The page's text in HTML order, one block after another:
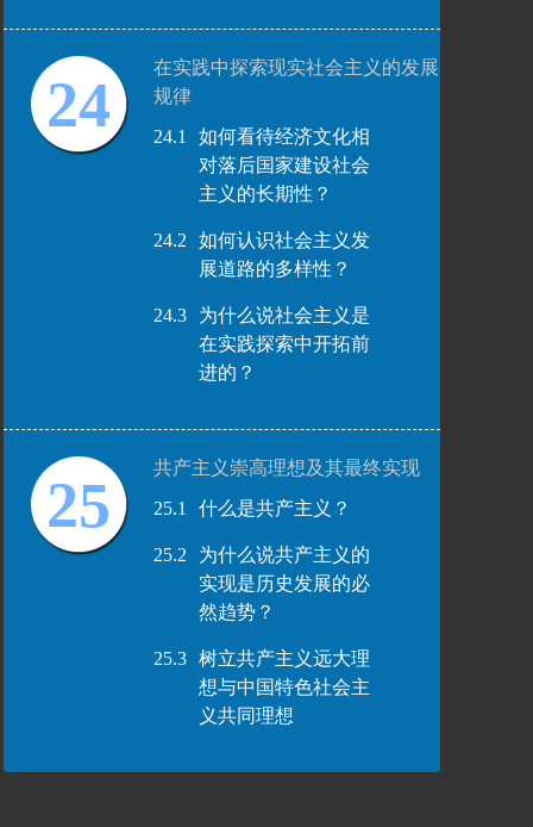
24
在实践中探索现实社会主义的发展
规律
24.1
如何看待经济文化相
对落后国家建设社会
主义的长期性？
24.2
如何认识社会主义发
展道路的多样性？
24.3
为什么说社会主义是
在实践探索中开拓前
进的？
25
共产主义崇高理想及其最终实现
25.1
什么是共产主义？
25.2
为什么说共产主义的
实现是历史发展的必
然趋势？
25.3
树立共产主义远大理
想与中国特色社会主
义共同理想